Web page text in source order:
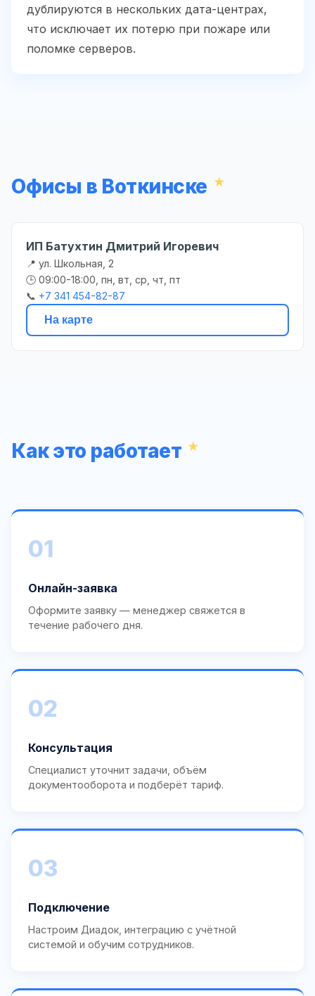
дублируются в нескольких дата-центрах,
что исключает их потерю при пожаре или
поломке серверов.
Офисы в Воткинске
ИП Батухтин Дмитрий Игоревич
📍 ул. Школьная, 2
🕒 09:00-18:00, пн, вт, ср, чт, пт
📞 +7 341 454-82-87
На карте
Как это работает
01
Онлайн-заявка
Оформите заявку — менеджер свяжется в
течение рабочего дня.
02
Консультация
Специалист уточнит задачи, объём
документооборота и подберёт тариф.
03
Подключение
Настроим Диадок, интеграцию с учётной
системой и обучим сотрудников.